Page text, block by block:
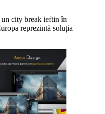
un city break ieftin în
reprezintă soluția